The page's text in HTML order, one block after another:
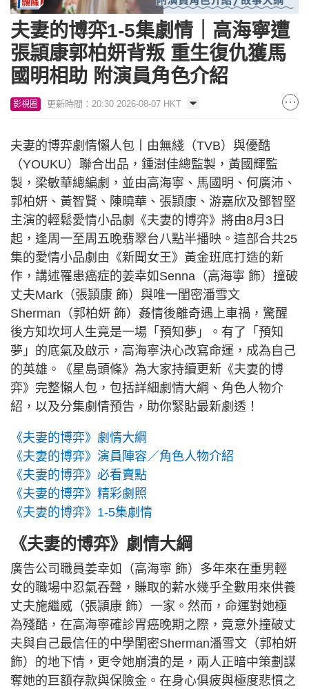
夫妻的博弈1-5集劇情｜高海寧遭
張頴康郭柏妍背叛 重生復仇獲馬
國明相助 附演員角色介紹
影視圈 更新時間：20:30 2026-08-07 HKT
夫妻的博弈劇情懶人包丨由無綫（TVB）與優酷
（YOUKU）聯合出品，鍾澍佳總監製，黃國輝監
製，梁敏華總編劇，並由高海寧、馬國明、何廣沛、
郭柏妍、黃智賢、陳曉華、張頴康、游嘉欣及鄧智堅
主演的輕鬆愛情小品劇《夫妻的博弈》將由8月3日
起，逢周一至周五晚翡翠台八點半播映。這部合共25
集的愛情小品劇由《新聞女王》黃金班底打造的新
作，講述罹患癌症的姜幸如Senna（高海寧 飾）撞破
丈夫Mark（張頴康 飾）與唯一閨密潘雪文
Sherman（郭柏妍 飾）姦情後離奇遇上車禍，驚醒
後方知坎坷人生竟是一場「預知夢」。有了「預知
夢」的底氣及啟示，高海寧決心改寫命運，成為自己
的英雄。《星島頭條》為大家持續更新《夫妻的博
弈》完整懶人包，包括詳細劇情大綱、角色人物介
紹，以及分集劇情預告，助你緊貼最新劇透！
《夫妻的博弈》劇情大綱
《夫妻的博弈》演員陣容／角色人物介紹
《夫妻的博弈》必看賣點
《夫妻的博弈》精彩劇照
《夫妻的博弈》1-5集劇情
《夫妻的博弈》劇情大綱
廣告公司職員姜幸如（高海寧 飾）多年來在重男輕
女的職場中忍氣吞聲，賺取的薪水幾乎全數用來供養
丈夫施繼威（張頴康 飾）一家。然而，命運對她極
為殘酷，在高海寧確診胃癌晚期之際，竟意外撞破丈
夫與自己最信任的中學閨密Sherman潘雪文（郭柏妍
飾）的地下情，更令她崩潰的是，兩人正暗中策劃謀
奪她的巨額存款與保險金。在身心俱疲與極度悲憤之